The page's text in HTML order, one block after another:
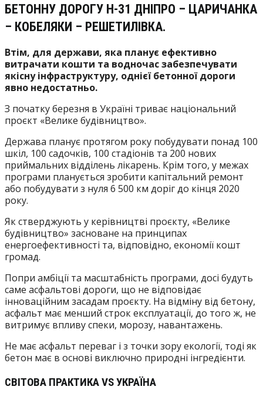
БЕТОННУ ДОРОГУ Н-31 ДНІПРО – ЦАРИЧАНКА
– КОБЕЛЯКИ – РЕШЕТИЛІВКА.
Втім, для держави, яка планує ефективно
витрачати кошти та водночас забезпечувати
якісну інфраструктуру, однієї бетонної дороги
явно недостатньо.
З початку березня в Україні триває національний
проєкт «Велике будівництво».
Держава планує протягом року побудувати понад 100
шкіл, 100 садочків, 100 стадіонів та 200 нових
приймальних відділень лікарень. Крім того, у межах
програми планується зробити капітальний ремонт
або побудувати з нуля 6 500 км доріг до кінця 2020
року.
Як стверджують у керівництві проєкту, «Велике
будівництво» засноване на принципах
енергоефективності та, відповідно, економії кошт
громад.
Попри амбіції та масштабність програми, досі будуть
саме асфальтові дороги, що не відповідає
інноваційним засадам проєкту. На відміну від бетону,
асфальт має менший строк експлуатації, до того ж, не
витримує впливу спеки, морозу, навантажень.
Не має асфальт переваг і з точки зору екології, тоді як
бетон має в основі виключно природні інгредієнти.
СВІТОВА ПРАКТИКА VS УКРАЇНА